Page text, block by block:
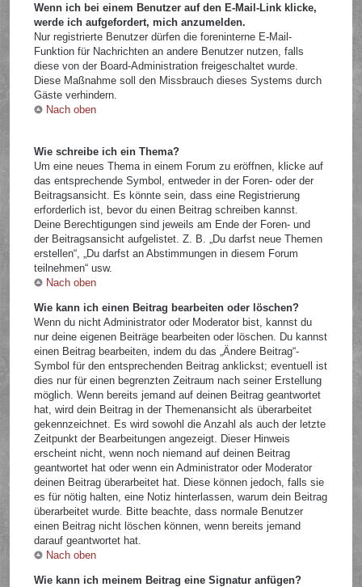
Wenn ich bei einem Benutzer auf den E-Mail-Link klicke,
werde ich aufgefordert, mich anzumelden.
Nur registrierte Benutzer dürfen die foreninterne E-Mail-
Funktion für Nachrichten an andere Benutzer nutzen, falls
diese von der Board-Administration freigeschaltet wurde.
Diese Maßnahme soll den Missbrauch dieses Systems durch
Gäste verhindern.
Nach oben
Wie schreibe ich ein Thema?
Um eine neues Thema in einem Forum zu eröffnen, klicke auf
das entsprechende Symbol, entweder in der Foren- oder der
Beitragsansicht. Es könnte sein, dass eine Registrierung
erforderlich ist, bevor du einen Beitrag schreiben kannst.
Deine Berechtigungen sind jeweils am Ende der Foren- und
der Beitragsansicht aufgelistet. Z. B. „Du darfst neue Themen
erstellen“, „Du darfst an Abstimmungen in diesem Forum
teilnehmen“ usw.
Nach oben
Wie kann ich einen Beitrag bearbeiten oder löschen?
Wenn du nicht Administrator oder Moderator bist, kannst du
nur deine eigenen Beiträge bearbeiten oder löschen. Du kannst
einen Beitrag bearbeiten, indem du das „Ändere Beitrag“-
Symbol für den entsprechenden Beitrag anklickst; eventuell ist
dies nur für einen begrenzten Zeitraum nach seiner Erstellung
möglich. Wenn bereits jemand auf deinen Beitrag geantwortet
hat, wird dein Beitrag in der Themenansicht als überarbeitet
gekennzeichnet. Es wird sowohl die Anzahl als auch der letzte
Zeitpunkt der Bearbeitungen angezeigt. Dieser Hinweis
erscheint nicht, wenn noch niemand auf deinen Beitrag
geantwortet hat oder wenn ein Administrator oder Moderator
deinen Beitrag überarbeitet hat. Diese können jedoch, falls sie
es für nötig halten, eine Notiz hinterlassen, warum dein Beitrag
überarbeitet wurde. Bitte beachte, dass normale Benutzer
einen Beitrag nicht löschen können, wenn bereits jemand
darauf geantwortet hat.
Nach oben
Wie kann ich meinem Beitrag eine Signatur anfügen?